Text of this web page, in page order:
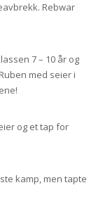
Rebwar
7 – 10 år og
med seier i
og et tap for
kamp, men tapte